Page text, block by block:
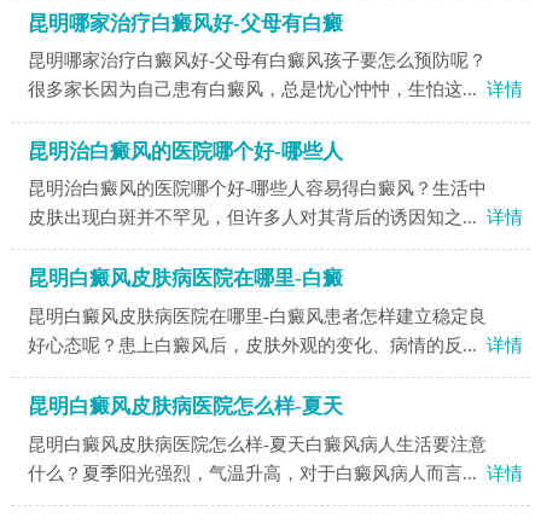
昆明哪家治疗白癜风好-父母有白癜
昆明哪家治疗白癜风好-父母有白癜风孩子要怎么预防呢？
很多家长因为自己患有白癜风，总是忧心忡忡，生怕这... 详情
昆明治白癜风的医院哪个好-哪些人
昆明治白癜风的医院哪个好-哪些人容易得白癜风？生活中
皮肤出现白斑并不罕见，但许多人对其背后的诱因知之... 详情
昆明白癜风皮肤病医院在哪里-白癜
昆明白癜风皮肤病医院在哪里-白癜风患者怎样建立稳定良
好心态呢？患上白癜风后，皮肤外观的变化、病情的反... 详情
昆明白癜风皮肤病医院怎么样-夏天
昆明白癜风皮肤病医院怎么样-夏天白癜风病人生活要注意
什么？夏季阳光强烈，气温升高，对于白癜风病人而言... 详情